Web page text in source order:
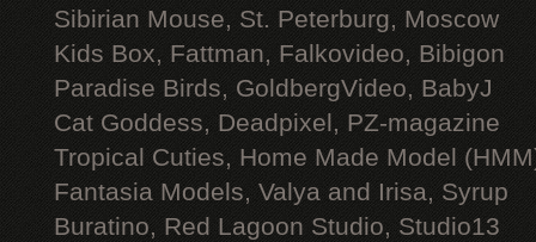
Sibirian Mouse, St. Peterburg, Moscow
Kids Box, Fattman, Falkovideo, Bibigon
Paradise Birds, GoldbergVideo, BabyJ
Cat Goddess, Deadpixel, PZ-magazine
Tropical Cuties, Home Made Model
Fantasia Models, Valya and Irisa, Syrup
Buratino, Red Lagoon Studio, Studio13